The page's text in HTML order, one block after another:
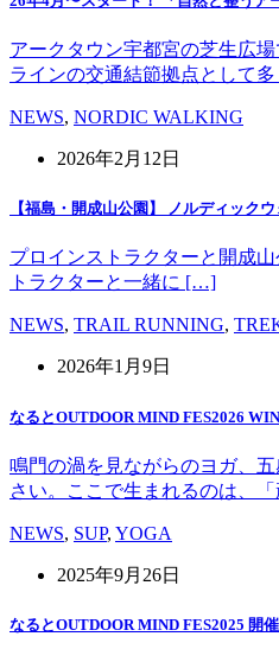
アークタウン宇都宮の芝生広
ラインの交通結節拠点として
NEWS, NORDIC WALKING
2026年2月12日
【福島・開成山公園】 ノルディック
プロインストラクターと開成
トラクターと一緒に […]
NEWS, TRAIL RUNNING,
2026年1月9日
なるとOUTDOOR MIND FES2026
鳴門の渦を見ながらのヨガ、
さい。ここで生まれるのは、
NEWS, SUP, YOGA
2025年9月26日
なるとOUTDOOR MIND FES2025 開催